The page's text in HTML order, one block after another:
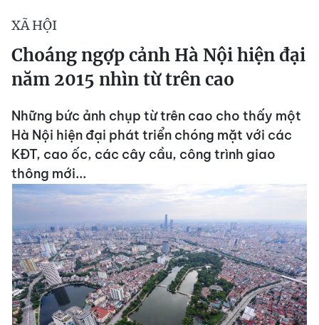
XÃ HỘI
Choáng ngợp cảnh Hà Nội hiện đại
năm 2015 nhìn từ trên cao
Những bức ảnh chụp từ trên cao cho thấy một
Hà Nội hiện đại phát triển chóng mặt với các
KĐT, cao ốc, các cây cầu, công trình giao
thông mới...